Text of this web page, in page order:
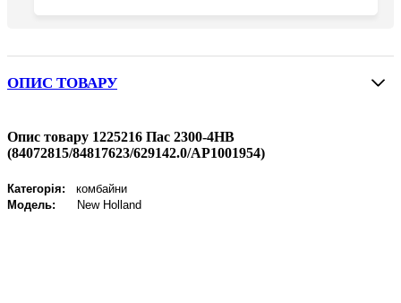
ОПИС ТОВАРУ
Опис товару 1225216 Пас 2300-4HB
(84072815/84817623/629142.0/AP1001954)
Категорія:
комбайни
Модель:
New Holland